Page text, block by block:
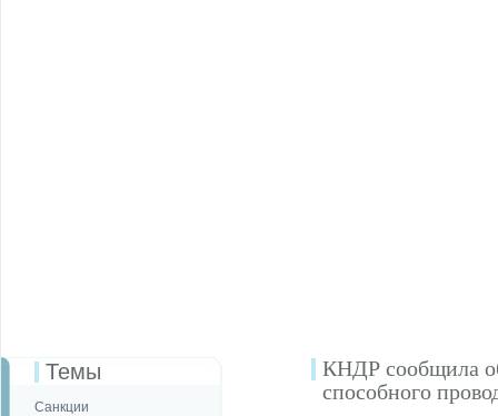
Темы
Санкции
КНДР сообщила
способного